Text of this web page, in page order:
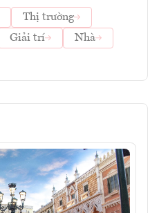
Thị trường
Giải trí
Nhà